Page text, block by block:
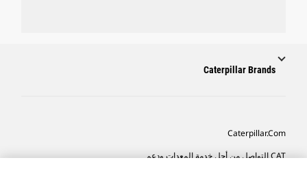
Caterpillar Brands
Caterpillar.com
CAT التواصل من أجل خدمة المعدات ودعم